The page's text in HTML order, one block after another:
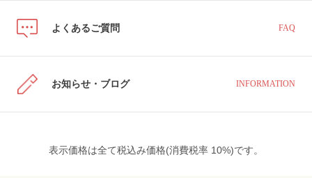
よくあるご質問 FAQ
お知らせ・ブログ INFORMATION
表示価格は全て税込み価格(消費税率 10%)です。